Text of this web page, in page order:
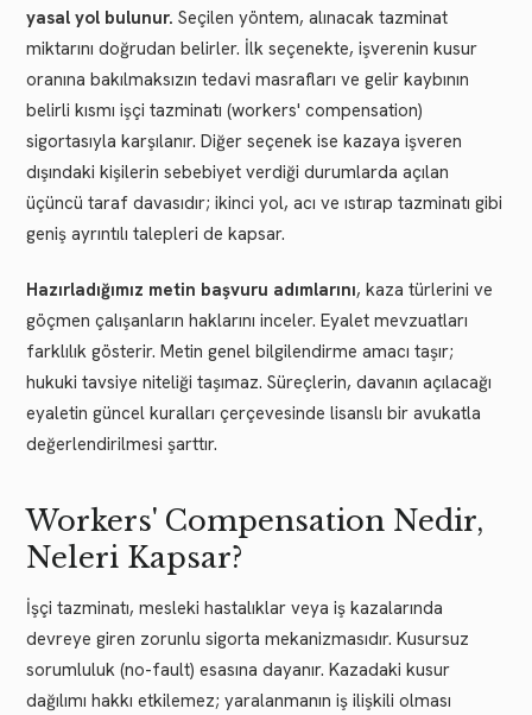
yasal yol bulunur. Seçilen yöntem, alınacak tazminat
miktarını doğrudan belirler. İlk seçenekte, işverenin kusur
oranına bakılmaksızın tedavi masrafları ve gelir kaybının
belirli kısmı işçi tazminatı (workers' compensation)
sigortasıyla karşılanır. Diğer seçenek ise kazaya işveren
dışındaki kişilerin sebebiyet verdiği durumlarda açılan
üçüncü taraf davasıdır; ikinci yol, acı ve ıstırap tazminatı gibi
geniş ayrıntılı talepleri de kapsar.
Hazırladığımız metin başvuru adımlarını, kaza türlerini ve
göçmen çalışanların haklarını inceler. Eyalet mevzuatları
farklılık gösterir. Metin genel bilgilendirme amacı taşır;
hukuki tavsiye niteliği taşımaz. Süreçlerin, davanın açılacağı
eyaletin güncel kuralları çerçevesinde lisanslı bir avukatla
değerlendirilmesi şarttır.
Workers' Compensation Nedir,
Neleri Kapsar?
İşçi tazminatı, mesleki hastalıklar veya iş kazalarında
devreye giren zorunlu sigorta mekanizmasıdır. Kusursuz
sorumluluk (no-fault) esasına dayanır. Kazadaki kusur
dağılımı hakkı etkilemez; yaralanmanın iş ilişkili olması